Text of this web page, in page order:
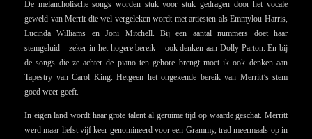
De melancholische songs worden stuk voor stuk gedragen door het vocale
geweld van Merrit die wel vergeleken wordt met artiesten als Emmylou Harris,
Lucinda Williams en Joni Mitchell. Bij een aantal nummers doet haar
stemgeluid – zeker in het hogere bereik – ook denken aan Dolly Parton. En bij
de songs die ze achter de piano ten gehore brengt moet ik ook denken aan
Tapestry van Carol King. Hetgeen het ongekende bereik van Merritt’s stem
goed weer geeft.
In eigen land wordt haar grote talent al geruime tijd op waarde geschat. Merritt
werd maar liefst vijf keer genomineerd voor een Grammy, trad meermaals op in